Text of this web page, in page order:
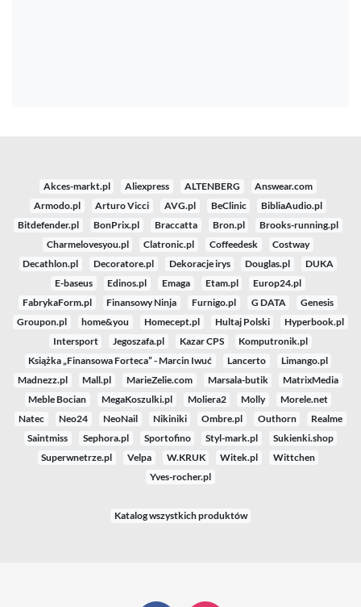
Akces-markt.pl Aliexpress ALTENBERG
Answear.com
Armodo.pl
Arturo Vicci AVG.pl BeClinic
BibliaAudio.pl
Bitdefender.pl
BonPrix.pl Braccatta Bron.pl
Brooks-running.pl
Charmelovesyou.pl
Clatronic.pl Coffeedesk
Costway
Decathlon.pl
Decoratore.pl Dekoracje irys Douglas.pl
DUKA
E-baseus
Edinos.pl Emaga Etam.pl
Europ24.pl
FabrykaForm.pl
Finansowy Ninja Furnigo.pl G DATA
Genesis
Groupon.pl
home&you Homecept.pl Hultaj Polski
Hyperbook.pl
Intersport
Jegoszafa.pl Kazar CPS
Komputronik.pl
Książka „Finansowa Forteca” - Marcin Iwuć
Lancerto
Limango.pl
Madnezz.pl
Mall.pl MarieZelie.com Marsala-butik
MatrixMedia
Meble Bocian
MegaKoszulki.pl Moliera2 Molly
Morele.net
Natec
Neo24 NeoNail Nikiniki Ombre.pl Outhorn
Realme
Saintmiss
Sephora.pl Sportofino Styl-mark.pl
Sukienki.shop
Superwnetrze.pl
Velpa W.KRUK Witek.pl
Wittchen
Yves-rocher.pl
Katalog wszystkich produktów